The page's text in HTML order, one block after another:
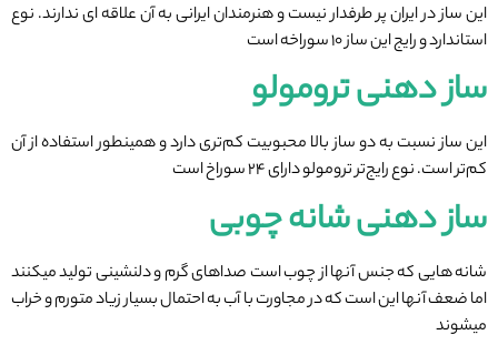
این ساز در ایران پر طرفدار نیست و هنرمندان ایرانی به آن علاقه ای ندارند. نوع
استاندارد و رایج این ساز ۱۰ سوراخه است
ساز دهنی ترومولو
این ساز نسبت به دو ساز بالا محبوبیت کم‌تری دارد و همینطور استفاده از آن
کم‌تر است. نوع رایج‌تر ترومولو دارای ۲۴ سوراخ است
ساز دهنی شانه چوبی
شانه هایی که جنس آنها از چوب است صداهای گرم و دلنشینی تولید میکنند
اما ضعف آنها این است که در مجاورت با آب به احتمال بسیار زیاد متورم و خراب
میشوند